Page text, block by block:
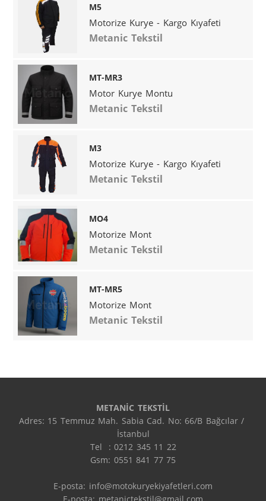
M5
Motorize Kurye - Kargo Kıyafeti
Metanic Tekstil
MT-MR3
Motor Kurye Montu
Metanic Tekstil
M3
Motorize Kurye - Kargo Kıyafeti
Metanic Tekstil
MO4
Motorize Mont
Metanic Tekstil
MT-MR5
Motorize Mont
Metanic Tekstil
METANİC TEKSTİL
Adres: 15 Temmuz Mah. Sabia Cad. No: 66/B Bağcılar /
İstanbul
Tel  : 0212 345 11 22
Gsm: 0551 841 77 75
E-posta: info@motokuryekiyafetleri.com
E-posta: metanictekstil@gmail.com